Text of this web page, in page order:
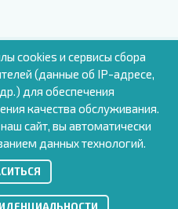
42
cookies и сервисы сбора
(данные об IP-адресе,
для обеспечения
качества обслуживания.
сайт, вы автоматически
данных технологий.